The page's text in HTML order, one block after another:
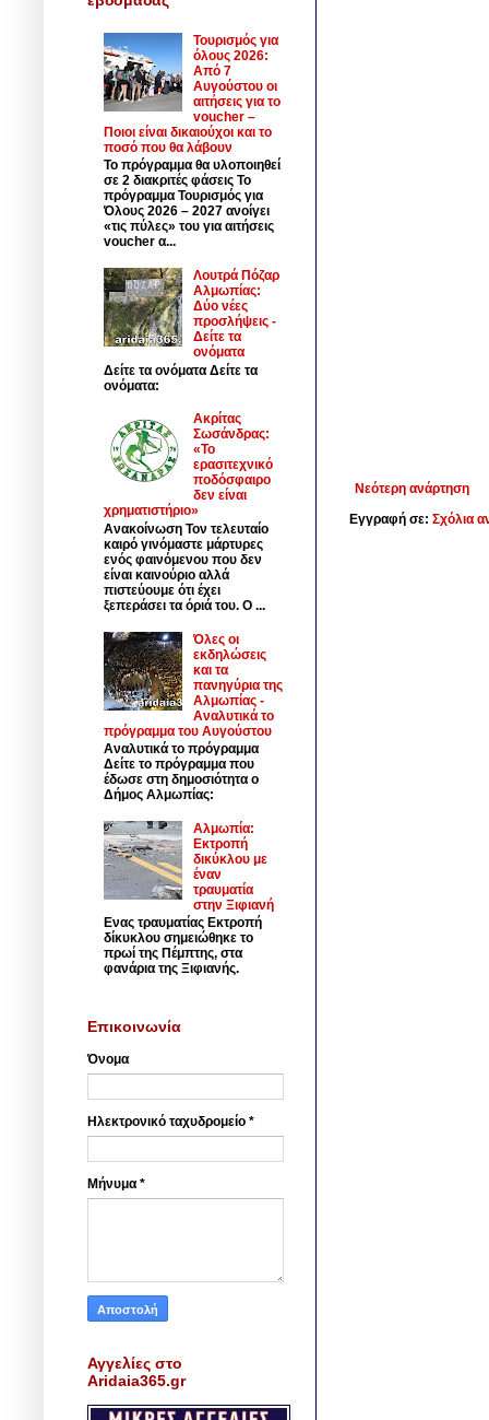
Νεότερη ανάρτηση
Εγγραφή σε: Σχόλια
Τουρισμός για
όλους 2026:
Από 7
Αυγούστου οι
αιτήσεις για το
voucher –
Ποιοι είναι δικαιούχοι και το
ποσό που θα λάβουν
Το πρόγραμμα θα υλοποιηθεί
σε 2 διακριτές φάσεις Το
πρόγραμμα Τουρισμός για
Όλους 2026 – 2027 ανοίγει
«τις πύλες» του για αιτήσεις
voucher α...
Λουτρά Πόζαρ
Αλμωπίας:
Δύο νέες
προσλήψεις -
Δείτε τα
ονόματα
Δείτε τα ονόματα Δείτε τα
ονόματα:
Ακρίτας
Σωσάνδρας:
«Το
ερασιτεχνικό
ποδόσφαιρο
δεν είναι
χρηματιστήριο»
Ανακοίνωση Τον τελευταίο
καιρό γινόμαστε μάρτυρες
ενός φαινόμενου που δεν
είναι καινούριο αλλά
πιστεύουμε ότι έχει
ξεπεράσει τα όριά του. Ο ...
Όλες οι
εκδηλώσεις
και τα
πανηγύρια της
Αλμωπίας -
Αναλυτικά το
πρόγραμμα του Αυγούστου
Αναλυτικά το πρόγραμμα
Δείτε το πρόγραμμα που
έδωσε στη δημοσιότητα ο
Δήμος Αλμωπίας:
Αλμωπία:
Εκτροπή
δικύκλου με
έναν
τραυματία
στην Ξιφιανή
Ενας τραυματίας Εκτροπή
δίκυκλου σημειώθηκε το
πρωί της Πέμπτης, στα
φανάρια της Ξιφιανής.
Επικοινωνία
Όνομα
Ηλεκτρονικό ταχυδρομείο *
Μήνυμα *
Αγγελίες στο
Aridaia365.gr